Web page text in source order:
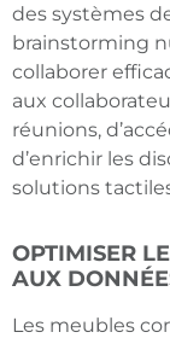
des systèmes
brainstorming
collaborer
aux
réunions,
d’enrichir les
solutions
OPTIMISER
AUX
Les meubles